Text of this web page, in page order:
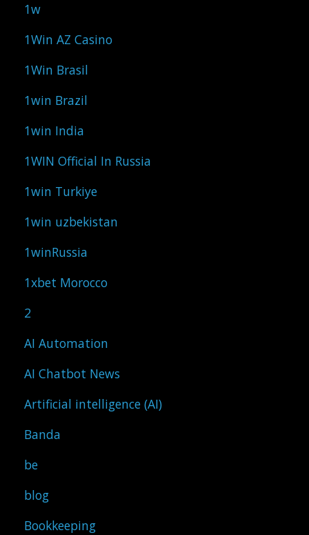
1w
1Win AZ Casino
1Win Brasil
1win Brazil
1win India
1WIN Official In Russia
1win Turkiye
1win uzbekistan
1winRussia
1xbet Morocco
2
AI Automation
AI Chatbot News
Artificial intelligence (AI)
Banda
be
blog
Bookkeeping